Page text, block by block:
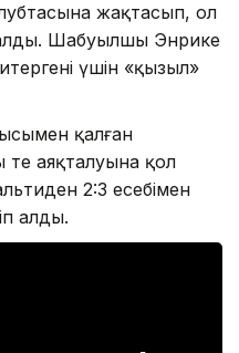
жақтасып, ол
алды. Шабуылшы Энрике
үшін «қызыл»
қалған
тең аяқталуына қол
2:3 есебімен
алды.